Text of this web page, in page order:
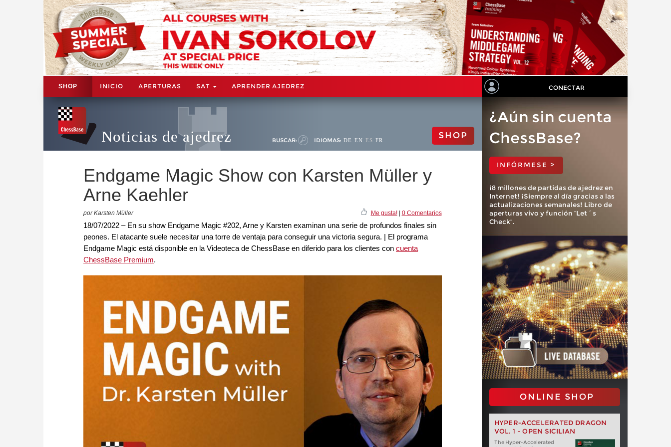
SHOP INICIO APERTURAS SAT APRENDER AJEDREZ CONECTAR
Noticias de ajedrez BUSCAR: IDIOMAS: DE EN ES FR SHOP
Endgame Magic Show con Karsten Müller y
Arne Kaehler
por Karsten Müller Me gusta!| 0 Comentarios
18/07/2022 – En su show Endgame Magic #202, Arne y Karsten examinan una serie de profundos finales sin
peones. El atacante suele necesitar una torre de ventaja para conseguir una victoria segura. | El programa
Endgame Magic está disponible en la Videoteca de ChessBase en diferido para los clientes con cuenta
ChessBase Premium.
¿Aún sin cuenta
ChessBase?
INFÓRMESE >
¡8 millones de partidas de ajedrez en
Internet! ¡Siempre al día gracias a las
actualizaciones semanales! Libro de
aperturas vivo y función “Let´s
Check”.
ONLINE SHOP
HYPER-ACCELERATED DRAGON
VOL. 1 - OPEN SICILIAN
The Hyper-Accelerated